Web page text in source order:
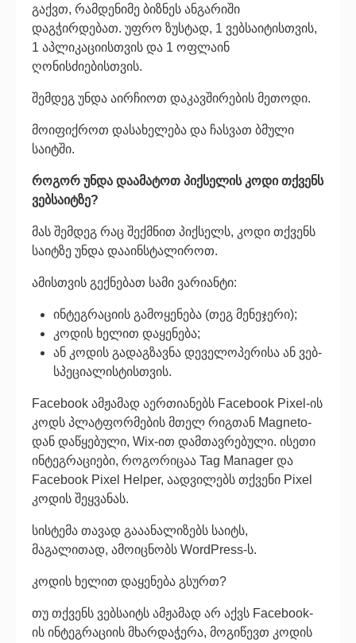
გაქვთ, რამდენიმე ბიზნეს ანგარიში
დაგჭირდებათ. უფრო ზუსტად, 1 ვებსაიტისთვის,
1 აპლიკაციისთვის და 1 ოფლაინ
ღონისძიებისთვის.
შემდეგ უნდა აირჩიოთ დაკავშირების მეთოდი.
მოიფიქროთ დასახელება და ჩასვათ ბმული
საიტში.
როგორ უნდა დაამატოთ პიქსელის კოდი თქვენს
ვებსაიტზე?
მას შემდეგ რაც შექმნით პიქსელს, კოდი თქვენს
საიტზე უნდა დააინსტალიროთ.
ამისთვის გექნებათ სამი ვარიანტი:
ინტეგრაციის გამოყენება (თეგ მენეჯერი);
კოდის ხელით დაყენება;
ან კოდის გადაგზავნა დეველოპერისა ან ვებ-
სპეციალისტისთვის.
Facebook ამჟამად აერთიანებს Facebook Pixel-ის
კოდს პლატფორმების მთელ რიგთან Magneto-
დან დაწყებული, Wix-ით დამთავრებული. ისეთი
ინტეგრაციები, როგორიცაა Tag Manager და
Facebook Pixel Helper, აადვილებს თქვენი Pixel
კოდის შეყვანას.
სისტემა თავად გააანალიზებს საიტს,
მაგალითად, ამოიცნობს WordPress-ს.
კოდის ხელით დაყენება გსურთ?
თუ თქვენს ვებსაიტს ამჟამად არ აქვს Facebook-
ის ინტეგრაციის მხარდაჭერა, მოგიწევთ კოდის